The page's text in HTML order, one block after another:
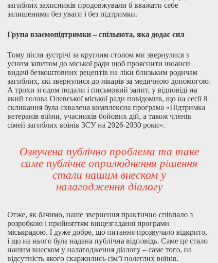
загиблих захисників продовжували б вважати себе
залишеними без уваги і без підтримки.
Група взаємопідтримки – спільнота, яка додає сил
Тому після зустрічі за круглим столом ми звернулися з
усним запитом до міської ради щоб прояснити нюанси
видачі безкоштовних рецептів на ліки близьким родичам
загиблих, які звернулися до лікарів за медичною допомогою.
А трохи згодом подали і письмовий запит, у відповіді на
який голова Олевської міської ради повідомив, що на сесії 8
скликання була схвалена комплексна програма «Підтримка
ветеранів війни, учасників бойових дій, а також членів
сімей загиблих воїнів ЗСУ на 2026-2030 роки».
Озвучена публічно проблема та таке
саме публічне оприлюднення рішення
стали нашим внеском у
налагодження діалогу
Отже, як бачимо, наше звернення практично співпало з
розробкою і прийняттям вищезгаданої програми
міськрадою. І дуже добре, що питання прозвучало відкрито,
і що на нього була надана публічна відповідь. Саме це стало
нашим внеском у налагодження діалогу – саме того, на
відсутність якого скаржились сім’ї полеглих воїнів.